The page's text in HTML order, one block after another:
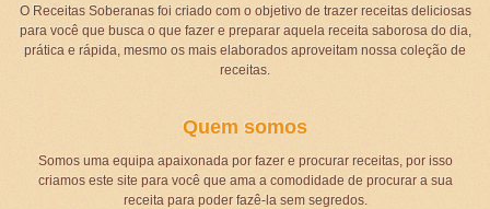
O Receitas Soberanas foi criado com o objetivo de trazer receitas deliciosas
para você que busca o que fazer e preparar aquela receita saborosa do dia,
prática e rápida, mesmo os mais elaborados aproveitam nossa coleção de
receitas.
Quem somos
Somos uma equipa apaixonada por fazer e procurar receitas, por isso
criamos este site para você que ama a comodidade de procurar a sua
receita para poder fazê-la sem segredos.